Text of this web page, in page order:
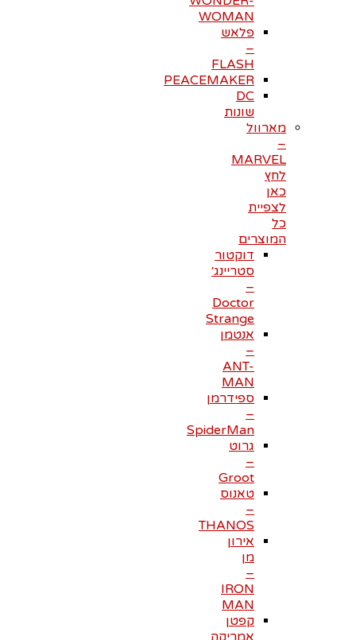
WOMAN
פלאש
–
FLASH
PEACEMAKER
DC
שונות
מארוול
–
MARVEL
לחץ
כאן
לצפיית
כל
המוצרים
דוקטור
סטריינג׳
–
Doctor
Strange
אנטמן
–
ANT-
MAN
ספידרמן
–
SpiderMan
גרוט
–
Groot
טאנוס
–
THANOS
אירון
מן
–
IRON
MAN
קפטן
אמריקה